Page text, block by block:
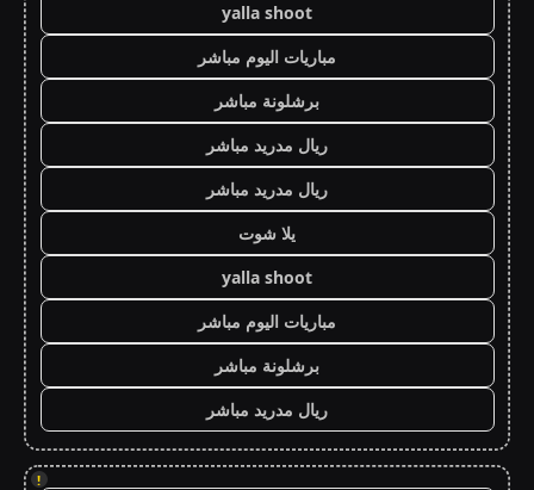
yalla shoot
مباريات اليوم مباشر
برشلونة مباشر
ريال مدريد مباشر
ريال مدريد مباشر
يلا شوت
yalla shoot
مباريات اليوم مباشر
برشلونة مباشر
ريال مدريد مباشر
!